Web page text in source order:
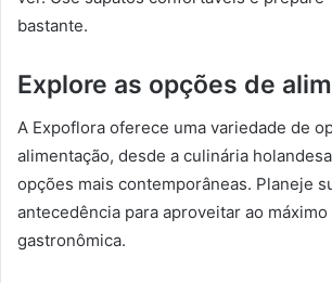
bastante.
Explore as opções de
A Expoflora oferece uma variedade de
alimentação, desde a culinária
opções mais contemporâneas. Planeje
antecedência para aproveitar ao
gastronômica.